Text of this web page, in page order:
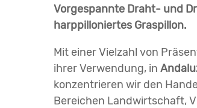
Vorgespannte Draht- und
harppilloniertes Graspillon.
Mit einer Vielzahl von
ihrer Verwendung, in
konzentrieren wir den
Bereichen Landwirtschaft,